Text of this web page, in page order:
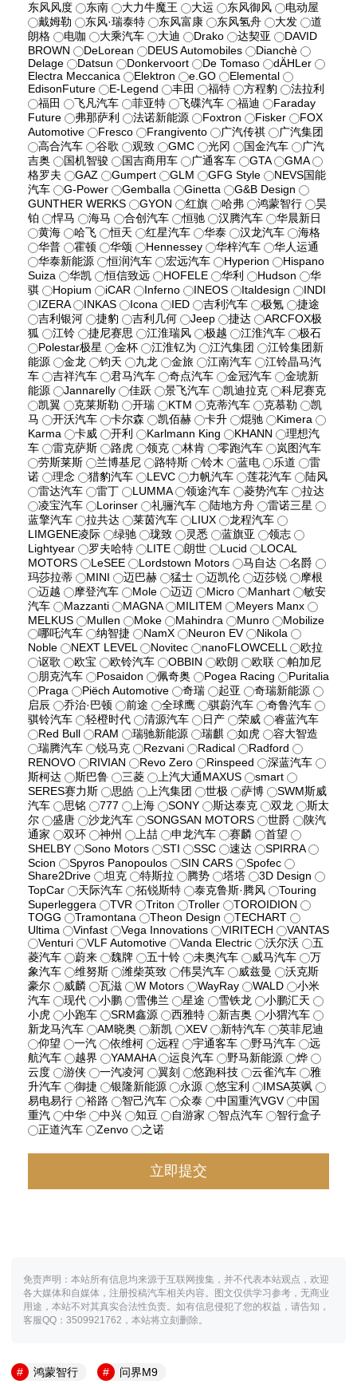
东风风度
东南 大力牛魔王 大运 东风御风
电动屋
戴姆勒
东风·瑞泰特 东风富康 东风氢舟 大发
道
朗格
电咖 大乘汽车 大迪 Drako 达契亚
DAVID
BROWN
DeLorean DEUS Automobiles
Dianchè
Delage
Datsun Donkervoort De Tomaso
dÄHLer
Electra Meccanica
Elektron e.GO
Elemental
EdisonFuture
E-Legend 丰田 福特 方程豹
法拉利
福田
飞凡汽车 菲亚特 飞碟汽车 福迪
Faraday
Future
弗那萨利 法诺新能源 Foxtron Fisker
FOX
Automotive
Fresco Frangivento 广汽传祺
广汽集团
高合汽车
谷歌 观致 GMC 光冈 国金汽车
广汽
吉奥
国机智骏 国吉商用车 广通客车 GTA
GMA
格罗夫
GAZ Gumpert GLM GFG Style
NEVS国能
汽车
G-Power Gemballa Ginetta
G&B Design
GUNTHER WERKS
GYON 红旗 哈弗 鸿蒙智行
昊
铂
悍马 海马 合创汽车 恒驰 汉腾汽车
华晨新日
黄海
哈飞 恒天 红星汽车 华泰 汉龙汽车
海格
华普
霍顿 华颂 Hennessey 华梓汽车
华人运通
华泰新能源
恒润汽车 宏远汽车 Hyperion
Hispano
Suiza
华凯 恒信致远 HOFELE 华利 Hudson
华
骐
Hopium iCAR Inferno INEOS Italdesign
INDI
IZERA
INKAS Icona IED 吉利汽车 极氪
捷途
吉利银河
捷豹 吉利几何 Jeep 捷达
ARCFOX极
狐
江铃 捷尼赛思 江淮瑞风 极越 江淮汽车
极石
Polestar极星
金杯 江淮钇为 江汽集团
江铃集团新
能源
金龙 钧天 九龙 金旅 江南汽车
江铃晶马汽
车
吉祥汽车 君马汽车 奇点汽车 金冠汽车
金琥新
能源
Jannarelly 佳跃 景飞汽车 凯迪拉克
科尼赛克
凯翼
克莱斯勒 开瑞 KTM 克蒂汽车 克慕勒
凯
马
开沃汽车 卡尔森 凯佰赫 卡升 焜驰
Kimera
Karma
卡威 开利 Karlmann King KHANN
理想汽
车
雷克萨斯 路虎 领克 林肯 零跑汽车
岚图汽车
劳斯莱斯
兰博基尼 路特斯 铃木 蓝电 乐道
雷
诺
理念 猎豹汽车 LEVC 力帆汽车 莲花汽车
陆风
雷达汽车
雷丁 LUMMA 领途汽车 菱势汽车
拉达
凌宝汽车
Lorinser 礼骊汽车 陆地方舟
雷诺三星
蓝擎汽车
拉共达 莱茵汽车 LIUX
龙程汽车
LIMGENE凌际
绿驰 珑致 灵悉 蓝旗亚
领志
Lightyear
罗夫哈特 LITE 朗世 Lucid
LOCAL
MOTORS
LeSEE Lordstown Motors 马自达
名爵
玛莎拉蒂
MINI 迈巴赫 猛士 迈凯伦 迈莎锐
摩根
迈越
摩登汽车 Mole 迈迈 Micro Manhart
敏安
汽车
Mazzanti MAGNA MILITEM
Meyers Manx
MELKUS
Mullen Moke Mahindra Munro
Mobilize
哪吒汽车
纳智捷 NamX Neuron EV
Nikola
Noble
NEXT LEVEL Novitec nanoFLOWCELL
欧拉
讴歌
欧宝 欧铃汽车 OBBIN 欧朗 欧联
帕加尼
朋克汽车
Posaidon 佩奇奥 Pogea Racing
Puritalia
Praga
Piëch Automotive 奇瑞 起亚
奇瑞新能源
启辰
乔治·巴顿 前途 全球鹰 骐蔚汽车
奇鲁汽车
骐铃汽车
轻橙时代 清源汽车 日产 荣威
睿蓝汽车
Red Bull
RAM 瑞驰新能源 瑞麒 如虎
容大智造
瑞腾汽车
锐马克 Rezvani Radical
Radford
RENOVO
RIVIAN Revo Zero Rinspeed
深蓝汽车
斯柯达
斯巴鲁 三菱 上汽大通MAXUS
smart
SERES赛力斯
思皓 上汽集团 世极 萨博
SWM斯威
汽车
思铭 777 上海 SONY 斯达泰克 双龙
斯太
尔
盛唐 沙龙汽车 SONGSAN MOTORS 世爵
陕汽
通家
双环 神州 上喆 申龙汽车 赛麟
首望
SHELBY
Sono Motors STI SSC 速达
SPIRRA
Scion
Spyros Panopoulos SIN CARS
Spofec
Share2Drive
坦克 特斯拉 腾势 塔塔
3D Design
TopCar
天际汽车 拓锐斯特 泰克鲁斯·腾风
Touring
Superleggera
TVR Triton Troller
TOROIDION
TOGG
Tramontana Theon Design
TECHART
Ultima
Vinfast Vega Innovations VIRITECH
VANTAS
Venturi
VLF Automotive Vanda Electric 沃尔沃
五
菱汽车
蔚来 魏牌 五十铃 未奥汽车 威马汽车
万
象汽车
维努斯 潍柴英致 伟昊汽车 威兹曼
沃克斯
豪尔
威麟 瓦滋 W Motors WayRay WALD
小米
汽车
现代 小鹏 雪佛兰 星途 雪铁龙
小鹏汇天
小虎
小跑车 SRM鑫源 西雅特 新吉奥
小猬汽车
新龙马汽车
AM晓奥 新凯 XEV 新特汽车
英菲尼迪
仰望
一汽 依维柯 远程 宇通客车 野马汽车
远
航汽车
越界 YAMAHA 运良汽车 野马新能源
烨
云度
游侠 一汽凌河 翼刻 悠跑科技 云雀汽车
雅
升汽车
御捷 银隆新能源 永源 悠宝利
IMSA英飒
易电易行
裕路 智己汽车 众泰 中国重汽VGV
中国
重汽
中华 中兴 知豆 自游家 智点汽车
智行盒子
正道汽车
Zenvo 之诺
免责声明：本站所有信息均来源于互联网搜集，并不代表本站观点，欢迎
各大媒体和自媒体，注册投稿汽车相关内容。图文仅供学习参考，无商业
用途，本站不对其真实合法性负责。如有信息侵犯了您的权益，请告知，
客服QQ：3509921762，本站将立刻删除。
鸿蒙智行 问界M9